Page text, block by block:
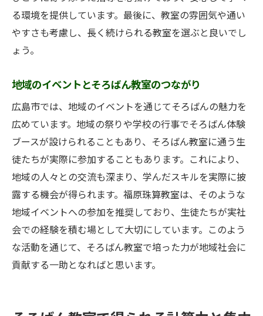
る環境を提供しています。最後に、教室の雰囲気や通い
やすさも考慮し、長く続けられる教室を選ぶと良いでし
ょう。
地域のイベントとそろばん教室のつながり
広島市では、地域のイベントを通じてそろばんの魅力を
広めています。地域の祭りや学校の行事でそろばん体験
ブースが設けられることもあり、そろばん教室に通う生
徒たちが実際に参加することもあります。これにより、
地域の人々との交流も深まり、学んだスキルを実際に披
露する機会が得られます。福原珠算教室は、そのような
地域イベントへの参加を推奨しており、生徒たちが実社
会での経験を積む場として大切にしています。このよう
な活動を通じて、そろばん教室で培った力が地域社会に
貢献する一助となればと思います。